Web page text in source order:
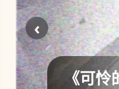
《可
‹